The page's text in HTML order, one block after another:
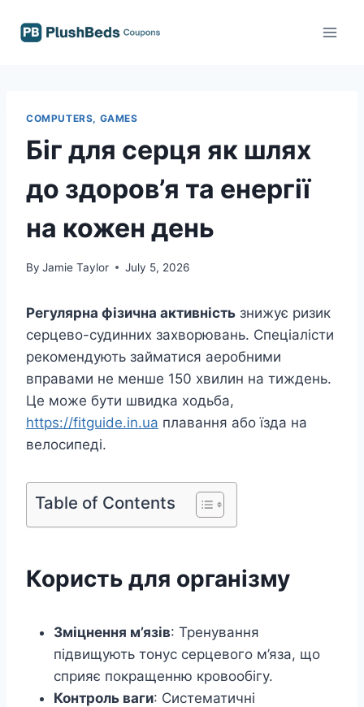
COMPUTERS, GAMES
Біг для серця як шлях
до здоров’я та енергії
на кожен день
By Jamie Taylor July 5, 2026
Регулярна фізична активність знижує ризик
серцево-судинних захворювань. Спеціалісти
рекомендують займатися аеробними
вправами не менше 150 хвилин на тиждень.
Це може бути швидка ходьба,
https://fitguide.in.ua плавання або їзда на
велосипеді.
Table of Contents
Користь для організму
Зміцнення м’язів: Тренування
підвищують тонус серцевого м’яза, що
сприяє покращенню кровообігу.
Контроль ваги: Систематичні